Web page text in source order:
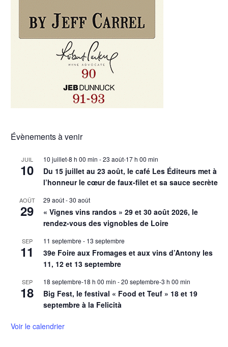
Évènements à venir
JUIL
10
10 juillet-8 h 00 min -23 août-17 h 00 min
Du 15 juillet au 23 août, le café Les Éditeurs met à
l’honneur le cœur de faux-filet et sa sauce secrète
AOÛT
29
29 août-30 août
« Vignes vins randos » 29 et 30 août 2026, le
rendez-vous des vignobles de Loire
SEP
11
11 septembre - 13 septembre
39e Foire aux Fromages et aux vins d’Antony les
11, 12 et 13 septembre
SEP
18
18 septembre-18 h 00 min -20 septembre-3 h 00 min
Big Fest, le festival « Food et Teuf » 18 et 19
septembre à la Felicità
Voir le calendrier